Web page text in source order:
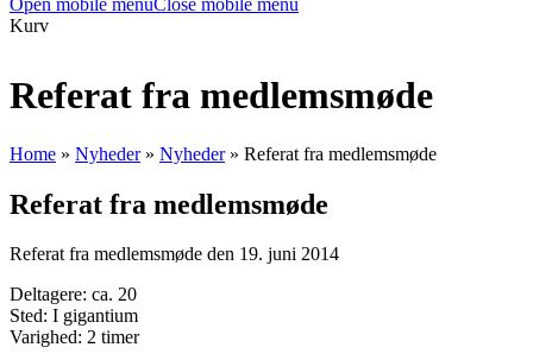
Kurv
Referat fra medlemsmøde
Home » Nyheder» Nyheder» Referat fra medlemsmøde
Referat fra medlemsmøde
Referat fra medlemsmøde den 19. juni 2014
Deltagere: ca. 20
Sted: I gigantium
Varighed: 2 timer